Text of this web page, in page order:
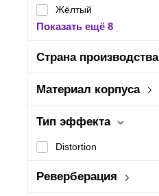
Жёлтый
Показать ещё 8
Страна производства
Индонезия
Италия
Китай
Показать ещё 1
Материал корпуса
Тип эффекта
Distortion
Реверберация
Да